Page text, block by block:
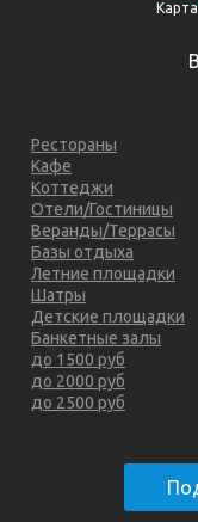
Рестораны
Кафе
Коттеджи
Отели/Гостиницы
Веранды/Террасы
Базы отдыха
Летние площадки
Шатры
Детские площадки
Банкетные залы
до 1500 руб
до 2000 руб
до 2500 руб